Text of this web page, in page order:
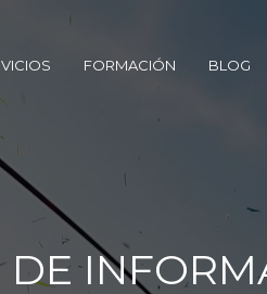
FORMACIÓN BLOG